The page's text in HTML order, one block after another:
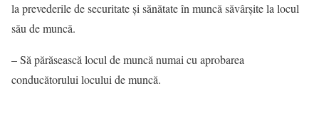
la prevederile de securitate şi sănătate în muncă săvârşite la locul
său de muncă.
– Să părăsească locul de muncă numai cu aprobarea
conducătorului locului de muncă.